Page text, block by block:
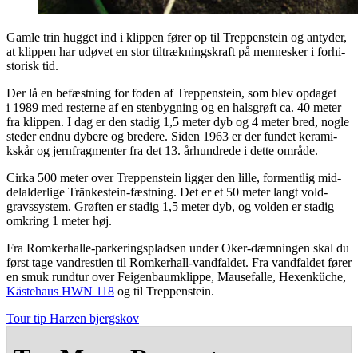
Gam­le trin hug­get ind i klip­pen fører op til Trep­penste­in og anty­der,
at klip­pen har udø­vet en stor til­træk­nings­kraft på men­ne­sker i for­hi­
sto­risk tid.
Der lå en befæst­ning for foden af Trep­penste­in, som blev opda­get
i 1989 med rester­ne af en sten­byg­ning og en hals­grøft ca. 40 meter
fra klip­pen. I dag er den sta­dig 1,5 meter dyb og 4 meter bred, nog­le
ste­der end­nu dybe­re og bre­de­re. Siden 1963 er der fun­det kera­mi­
kskår og jer­n­frag­men­ter fra det 13. århund­re­de i det­te område.
Cir­ka 500 meter over Trep­penste­in lig­ger den lil­le, for­ment­lig mid­
delal­der­li­ge Trän­ke­ste­in-fæst­ning. Det er et 50 meter langt vold­
gravs­sy­stem. Grøf­ten er sta­dig 1,5 meter dyb, og vol­den er sta­dig
omkring 1 meter høj.
Fra Rom­ker­hal­le-par­ke­rings­plad­sen under Oker-dæm­nin­gen skal du
først tage van­dre­stien til Rom­ker­hall-vand­fal­det. Fra vand­fal­det fører
en smuk rund­t­ur over Fei­gen­baum­klip­pe, Mau­se­fal­le, Hexenkü­che,
Käste­haus HWN 118 og til Treppenstein.
Tour tip Harzen bjergskov